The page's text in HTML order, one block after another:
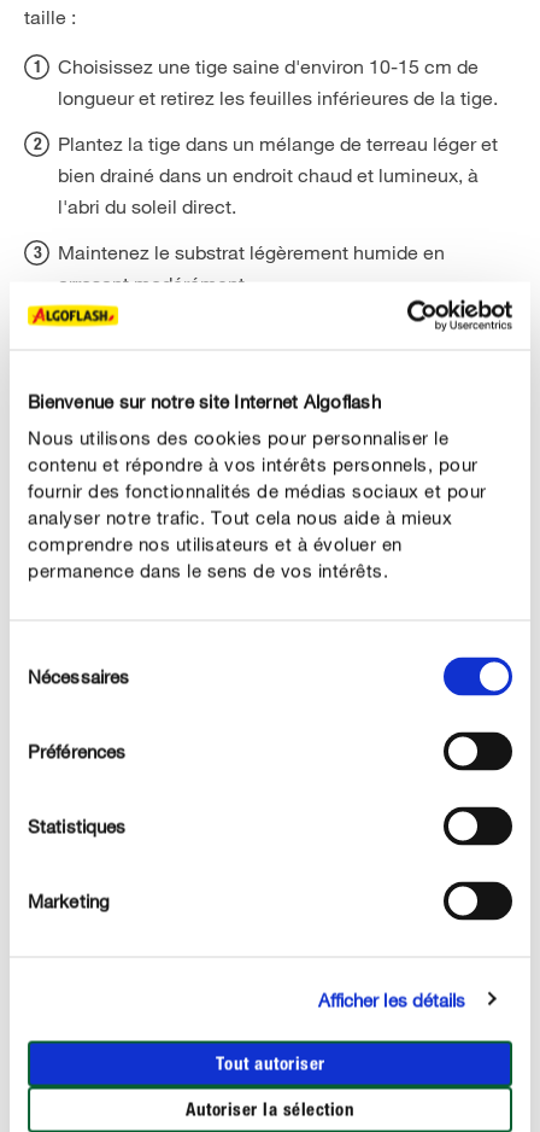
Bienvenue sur notre site Internet Algoflash
Nous utilisons des cookies pour personnaliser le
contenu et répondre à vos intérêts personnels, pour
fournir des fonctionnalités de médias sociaux et pour
analyser notre trafic. Tout cela nous aide à mieux
comprendre nos utilisateurs et à évoluer en
permanence dans le sens de vos intérêts.
duNécessaires
Préférences
Statistiques
Marketing
Afficher les détails
Tout autoriser
Autoriser la sélection
taille :
Choisissez une tige saine d'environ 10-15 cm de
longueur et retirez les feuilles inférieures de la tige.
Plantez la tige dans un mélange de terreau léger et
bien drainé dans un endroit chaud et lumineux, à
l'abri du soleil direct.
Maintenez le substrat légèrement humide en
arrosant modérément.
Transplantez la bouture dans un pot plus grand ou
Arrosage : le laurier-rose peut-il être trop arrosé ?
drainés. Cependant, les besoins en eau du laurier-rose
. Les feuilles prennent une coloration
verdâtre si l'eau d'arrosage est trop froide.